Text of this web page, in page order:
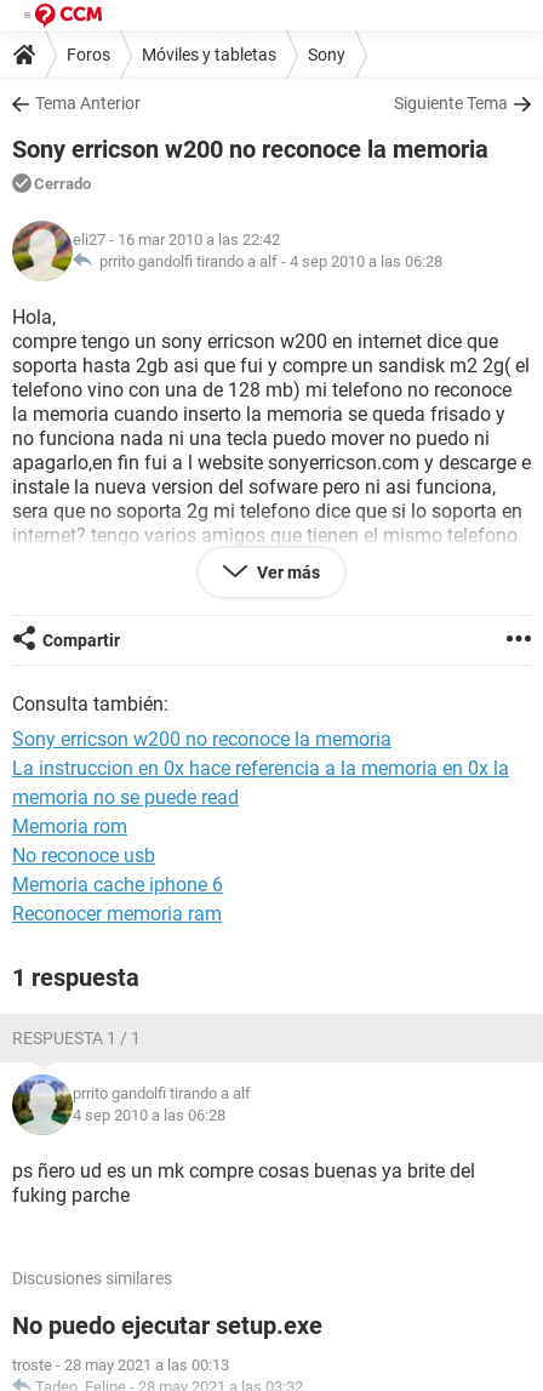
Foros Móviles y tabletas Sony
Tema Anterior Siguiente Tema
Sony erricson w200 no reconoce la memoria
Cerrado
eli27 - 16 mar 2010 a las 22:42
prrito gandolfi tirando a alf - 4 sep 2010 a las 06:28
Hola,
compre tengo un sony erricson w200 en internet dice que
soporta hasta 2gb asi que fui y compre un sandisk m2 2g( el
telefono vino con una de 128 mb) mi telefono no reconoce
la memoria cuando inserto la memoria se queda frisado y
no funciona nada ni una tecla puedo mover no puedo ni
apagarlo,en fin fui a l website sonyerricson.com y descarge e
instale la nueva version del sofware pero ni asi funciona,
sera que no soporta 2g mi telefono dice que si lo soporta en
internet? tengo varios amigos que tienen el mismo telefono
con 2g y les funciona, sera que la memoria no sirve?
agradeceria cualquier comentario o ayuda lo mas pronto
Ver más
Compartir
Consulta también:
Sony erricson w200 no reconoce la memoria
La instruccion en 0x hace referencia a la memoria en 0x la
memoria no se puede read
Memoria rom
No reconoce usb
Memoria cache iphone 6
Reconocer memoria ram
1 respuesta
RESPUESTA 1 / 1
prrito gandolfi tirando a alf
4 sep 2010 a las 06:28
ps ñero ud es un mk compre cosas buenas ya brite del
fuking parche
Discusiones similares
No puedo ejecutar setup.exe
troste - 28 may 2021 a las 00:13
Tadeo_Felipe - 28 may 2021 a las 03:32